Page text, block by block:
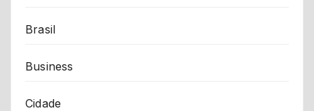
Brasil
Business
Cidade